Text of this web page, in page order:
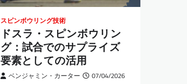
スピンボウリング技術
ドスラ・スピンボウリン
グ：試合でのサプライズ
要素としての活用
ベンジャミン・カーター 07/04/2026